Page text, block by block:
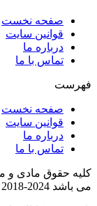
صفحه نخست
قوانین سایت
درباره ما
تماس با ما
فهرست
صفحه نخست
قوانین سایت
درباره ما
تماس با ما
کلیه حقوق مادی و
می باشد razfilm © 2018-2024